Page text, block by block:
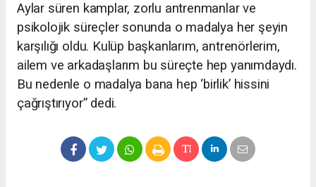
Aylar süren kamplar, zorlu antrenmanlar ve
psikolojik süreçler sonunda o madalya her şeyin
karşılığı oldu. Kulüp başkanlarım, antrenörlerim,
ailem ve arkadaşlarım bu süreçte hep yanımdaydı.
Bu nedenle o madalya bana hep ‘birlik’ hissini
çağrıştırıyor” dedi.